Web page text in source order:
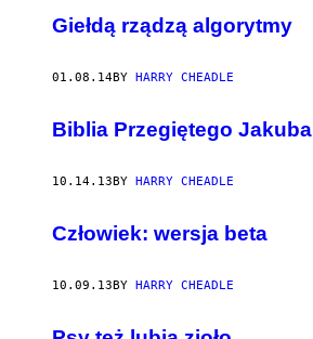
Giełdą rządzą algorytmy
01.08.14BY HARRY CHEADLE
Biblia Przegiętego Jakuba
10.14.13 BY HARRY CHEADLE
Człowiek: wersja beta
10.09.13 BY HARRY CHEADLE